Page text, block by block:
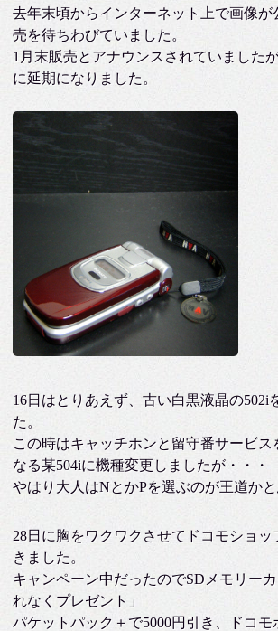
去年末頃からインターネット上で画像が
売を待ちわびていました。
1月末販売とアナウンスされていました
に延期になりました。
16日はとりあえず、古い白黒液晶の502i
た。
この時はキャッチホンと留守番サービス
なる某504iに機種変更しましたが・・・
やはり大人はNとかPを選ぶのが王道かと
28日に胸をワクワクさせてドコモショ
きました。
キャンペーン中だったのでSDメモリー
れなくプレゼント」
パケットパック＋で5000円引き、ドコ